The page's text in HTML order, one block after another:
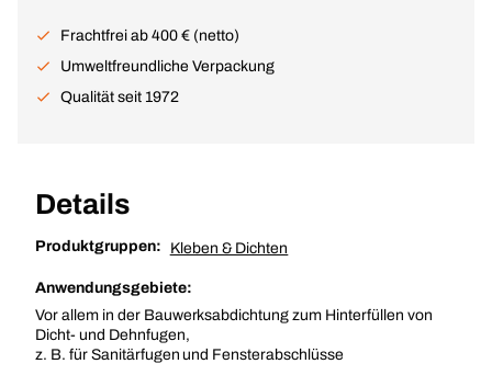
Frachtfrei ab 400 € (netto)
Umweltfreundliche Verpackung
Qualität seit 1972
Details
Produktgruppen: Kleben & Dichten
Anwendungsgebiete:
Vor allem in der Bauwerksabdichtung zum Hinterfüllen von
Dicht- und Dehnfugen,
z. B. für Sanitärfugen und Fensterabschlüsse